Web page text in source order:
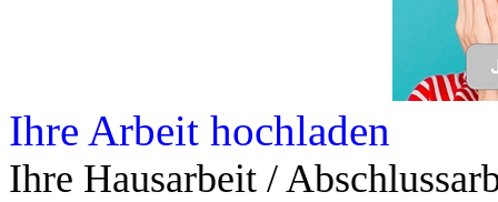
Ihre Arbeit hochladen
Ihre Hausarbeit /